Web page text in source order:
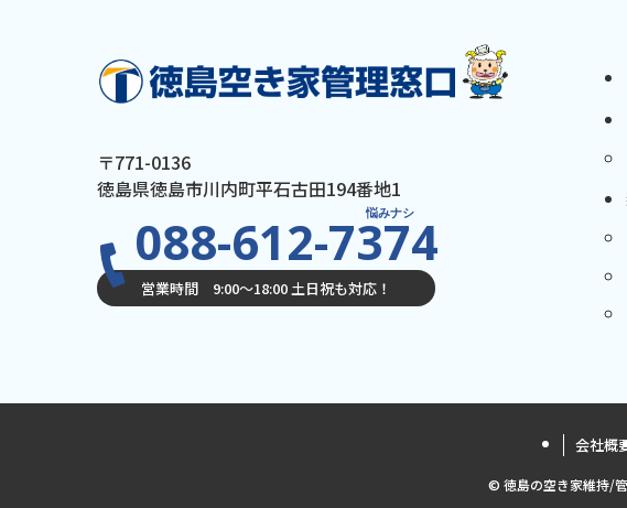
〒771-0136
徳島県徳島市川内町平石古田194番地1
悩みナシ
088-612-7374
営業時間 9:00〜18:00 土日祝も対応！
会社概
© 徳島の空き家維持/